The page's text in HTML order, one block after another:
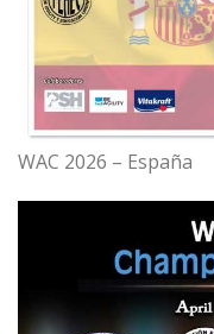
WAC 2026 – España